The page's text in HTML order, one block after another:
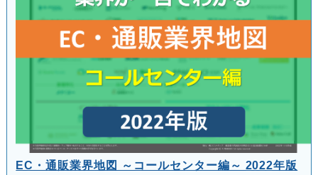
EC・通販業界地図 ～コールセンター編～ 2022年版